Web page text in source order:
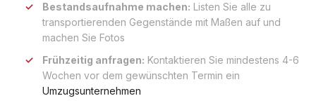
Bestandsaufnahme machen: Listen Sie alle zu
transportierenden Gegenstände mit Maßen auf und
machen Sie Fotos
Frühzeitig anfragen: Kontaktieren Sie mindestens 4-6
Wochen vor dem gewünschten Termin ein
Umzugsunternehmen